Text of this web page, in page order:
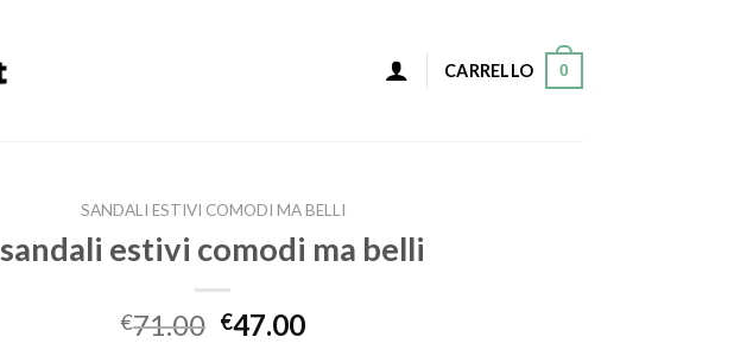
CARRELLO 0
SANDALI ESTIVI COMODI MA BELLI
sandali estivi comodi ma belli
€71.00 €47.00